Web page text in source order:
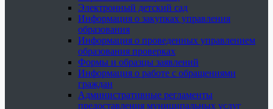
Электронный детский сад
Информация о закупках управления
образования
Информация о проведенных управлением
образования проверках
Формы и образцы заявлений
Информация о работе с обращениями
граждан
Административные регламенты
предоставления муниципальных услуг